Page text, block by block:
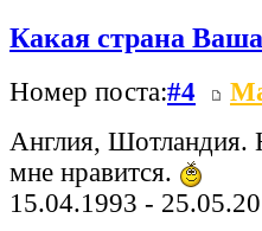
Какая страна
Номер поста:#4
Англия, Шотландия.
мне нравится.
15.04.1993 -